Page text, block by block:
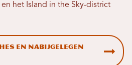
het Island in the Sky-district
en nabijgelegen